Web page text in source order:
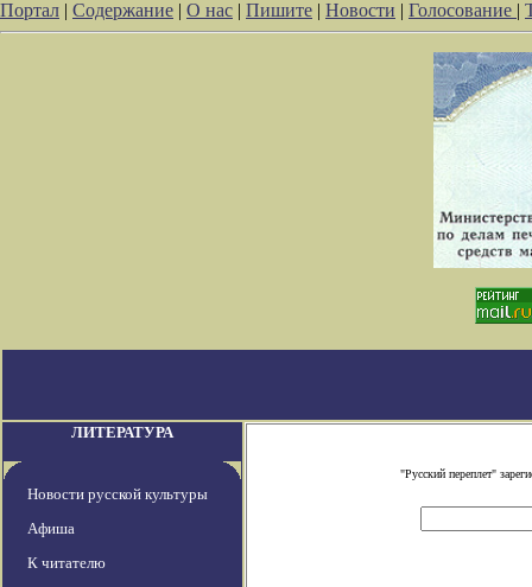
Портал | Содержание | О нас | Пишите | Новости | Голосование |
ЛИТЕРАТУРА
Новости русской культуры
Афиша
К читателю
"Русский переплет"